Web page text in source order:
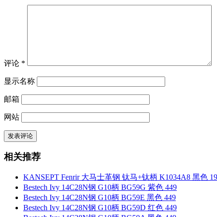
评论 *
显示名称
邮箱
网站
相关推荐
KANSEPT Fenrir 大马士革钢 钛马+钛柄 K1034A8 黑色
Bestech Ivy 14C28N钢 G10柄 BG59G 紫色 449
Bestech Ivy 14C28N钢 G10柄 BG59E 黑色 449
Bestech Ivy 14C28N钢 G10柄 BG59D 红色 449